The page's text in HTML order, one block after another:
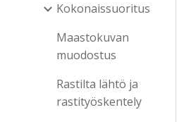
Kokonaissuoritus
Maastokuvan
muodostus
Rastilta lähtö ja
rastityöskentely